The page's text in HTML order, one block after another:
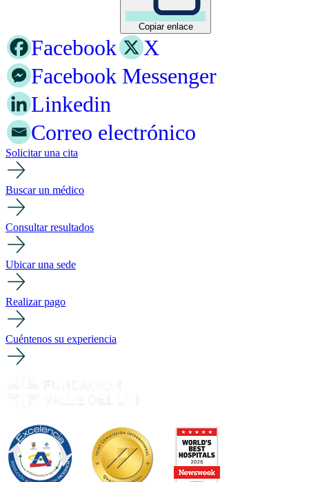
Copiar enlace
Facebook
X
Facebook Messenger
Linkedin
Correo electrónico
Solicitar una cita
Buscar un médico
Consultar resultados
Ubicar una sede
Realizar pago
Cuéntenos su experiencia